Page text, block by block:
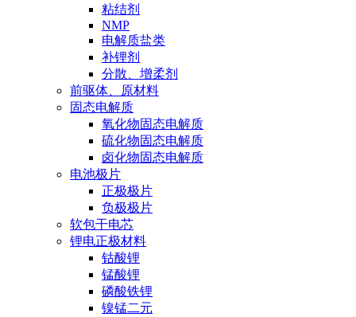
粘结剂
NMP
电解质盐类
补锂剂
分散、增柔剂
前驱体、原材料
固态电解质
氧化物固态电解质
硫化物固态电解质
卤化物固态电解质
电池极片
正极极片
负极极片
软包干电芯
锂电正极材料
钴酸锂
锰酸锂
磷酸铁锂
镍锰二元